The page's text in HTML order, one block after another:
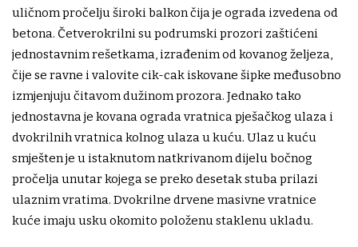
uličnom pročelju široki balkon čija je ograda izvedena od
betona. Četverokrilni su podrumski prozori zaštićeni
jednostavnim rešetkama, izrađenim od kovanog željeza,
čije se ravne i valovite cik-cak iskovane šipke međusobno
izmjenjuju čitavom dužinom prozora. Jednako tako
jednostavna je kovana ograda vratnica pješačkog ulaza i
dvokrilnih vratnica kolnog ulaza u kuću. Ulaz u kuću
smješten je u istaknutom natkrivanom dijelu bočnog
pročelja unutar kojega se preko desetak stuba prilazi
ulaznim vratima. Dvokrilne drvene masivne vratnice
kuće imaju usku okomito položenu staklenu ukladu.